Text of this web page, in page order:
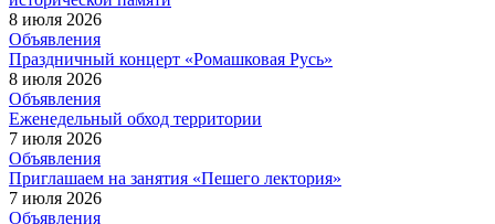
8 июля 2026
Объявления
Праздничный концерт «Ромашковая Русь»
8 июля 2026
Объявления
Еженедельный обход территории
7 июля 2026
Объявления
Приглашаем на занятия «Пешего лектория»
7 июля 2026
Объявления